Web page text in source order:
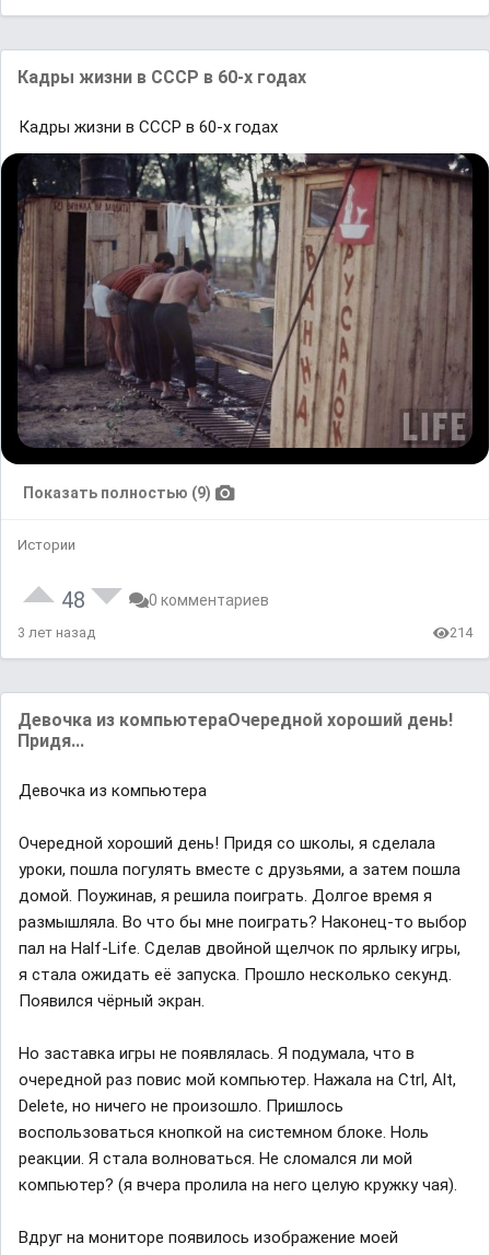
Кадры жизни в СССР в 60-х годах
Кадры жизни в СССР в 60-х годах
Показать полностью (9)
Истории
48 0 комментариев
3 лет назад 214
Девочка из компьютераОчередной хороший день!
Придя...
Девочка из компьютера
Очередной хороший день! Придя со школы, я сделала
уроки, пошла погулять вместе с друзьями, а затем пошла
домой. Поужинав, я решила поиграть. Долгое время я
размышляла. Во что бы мне поиграть? Наконец-то выбор
пал на Half-Life. Сделав двойной щелчок по ярлыку игры,
я стала ожидать её запуска. Прошло несколько секунд.
Появился чёрный экран.
Но заставка игры не появлялась. Я подумала, что в
очередной раз повис мой компьютер. Нажала на Ctrl, Alt,
Delete, но ничего не произошло. Пришлось
воспользоваться кнопкой на системном блоке. Ноль
реакции. Я стала волноваться. Не сломался ли мой
компьютер? (я вчера пролила на него целую кружку чая).
Вдруг на мониторе появилось изображение моей